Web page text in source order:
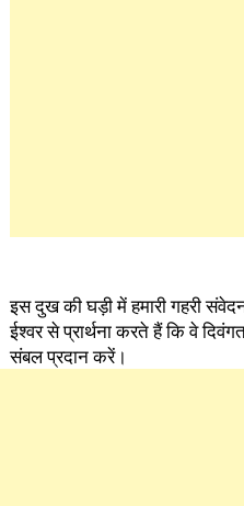
​इस दुख की घड़ी में हमारी गहरी
ईश्वर से प्रार्थना करते हैं कि वे
संबल प्रदान करें।